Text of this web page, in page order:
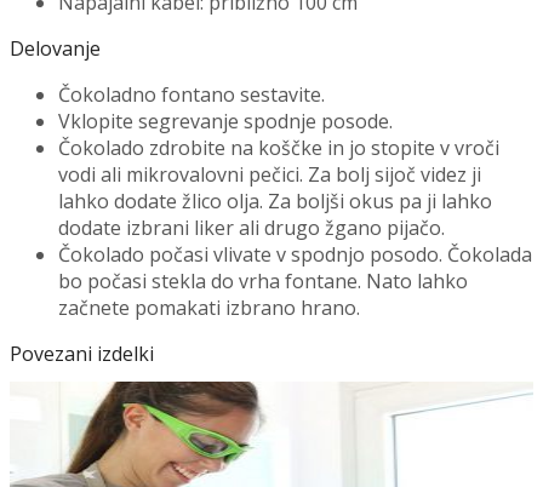
Delovanje
Čokoladno fontano sestavite.
Vklopite segrevanje spodnje posode.
Čokolado zdrobite na koščke in jo stopite v vroči
vodi ali mikrovalovni pečici. Za bolj sijoč videz ji
lahko dodate žlico olja. Za boljši okus pa ji lahko
dodate izbrani liker ali drugo žgano pijačo.
Čokolado počasi vlivate v spodnjo posodo. Čokolada
bo počasi stekla do vrha fontane. Nato lahko
začnete pomakati izbrano hrano.
Povezani izdelki